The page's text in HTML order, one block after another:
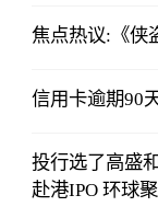
焦点热议:《侠
信用卡逾期90
投行选了高盛
赴港IPO 环球